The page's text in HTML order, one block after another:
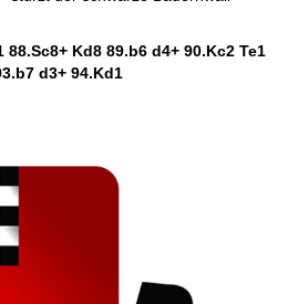
Kd8 89.b6 d4+ 90.Kc2 Te1
d3+ 94.Kd1